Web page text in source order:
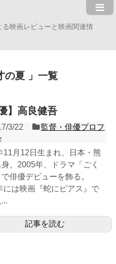
映画レビューと映画関連情
の夏 一覧
】高良健吾
3/22
監督・俳優プロフ
11月12日生まれ、日本・熊
。2005年、ドラマ「ごく
俳優デビューを飾る。
には映画『蛇にピアス』で
記事を読む